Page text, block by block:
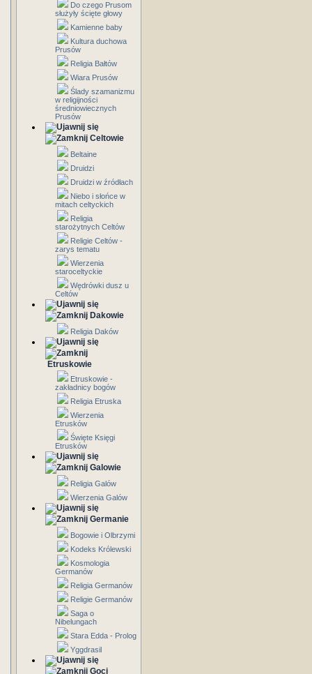
Do czego Prusom
służyły ścięte głowy
Kamienne baby
Kultura duchowa
Prusów
Religia Bałtów
Wiara Prusów
Ślady szamanizmu
w religijności
średniowiecznych
Prusów
Celtowie
Beltaine
Druidzi
Druidzi w źródłach
Niebo i słońce w
mitach celtyckich
Religia
starożytnych Celtów
Religie Celtów -
zarys tematu
Wierzenia
staroceltyckie
Wędrówki dusz u
Celtów
Dakowie
Religia Daków
Etruskowie
Etruskowie -
zakładnicy bogów
Religia Etruska
Wierzenia
Etrusków
Święte Księgi
Etrusków
Galowie
Religia Galów
Wierzenia Galów
Germanie
Bogowie i Olbrzymi
Kodeks Królewski
Kosmologia
Germanów
Religia Germanów
Religie Germanów
Saga o
Nibelungach
Stara Edda - Prolog
Yggdrasil
Goci